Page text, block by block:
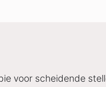
voor scheidende